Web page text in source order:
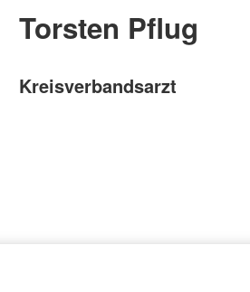
Torsten Pflug
Kreisverbandsarzt